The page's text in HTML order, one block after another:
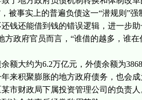
被事实上的普遍负债这一“潜规则”
钱还能借到钱的错误逻辑，进一步
方政府官员而言，“谁借的越多，谁
大约为6.2万亿元，外债余额为
来积聚膨胀的地方政府债务，也会
财政局下属投资管理公司的负责人